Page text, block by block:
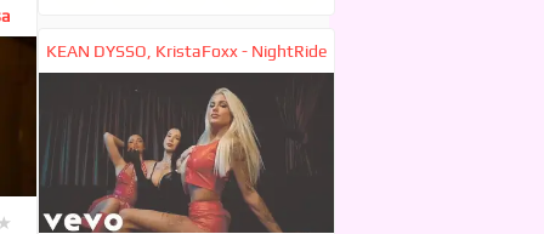
KEAN DYSSO, KristaFoxx - NightRide